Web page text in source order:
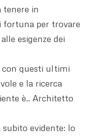
tenere in
fortuna per trovare
esigenze dei
con questi ultimi
e la ricerca
è.. Architetto
evidente: lo